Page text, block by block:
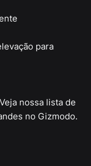
para
nossa lista de
no Gizmodo.